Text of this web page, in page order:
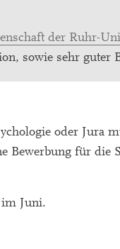
der Ruhr-
sowie sehr guter
oder Jura
Bewerbung für die
im Juni.